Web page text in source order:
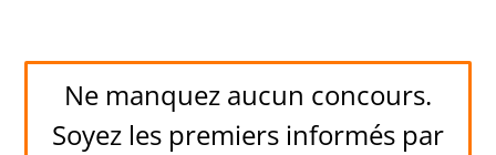
Ne manquez aucun concours.
Soyez les premiers informés par